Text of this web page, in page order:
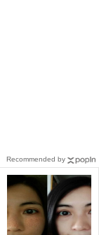
Recommended by